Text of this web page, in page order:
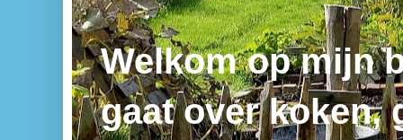
Welkom op mijn
gaat over koken,